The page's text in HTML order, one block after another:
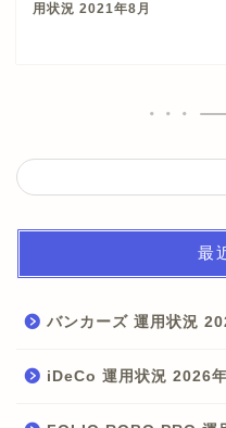
用状況 2021年8月
最
バンカーズ 運用状況
iDeCo 運用状況 2026年